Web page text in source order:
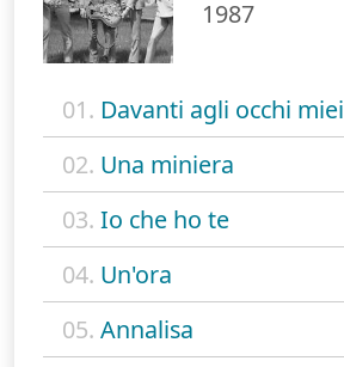
1987
01. Davanti agli occhi miei
02. Una miniera
03. Io che ho te
04. Un'ora
05. Annalisa